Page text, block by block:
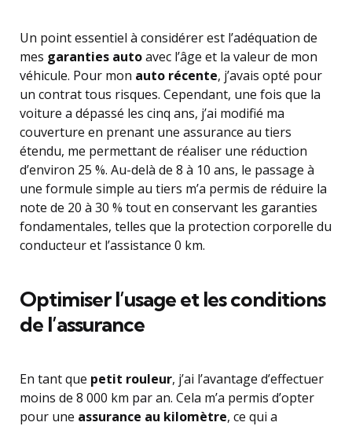
Un point essentiel à considérer est l’adéquation de
mes garanties autoavec l’âge et la valeur de mon
véhicule. Pour mon auto récente, j’avais opté pour
un contrat tous risques. Cependant, une fois que la
voiture a dépassé les cinq ans, j’ai modifié ma
couverture en prenant une assurance au tiers
étendu, me permettant de réaliser une réduction
d’environ 25 %. Au-delà de 8 à 10 ans, le passage à
une formule simple au tiers m’a permis de réduire la
note de 20 à 30 % tout en conservant les garanties
fondamentales, telles que la protection corporelle du
conducteur et l’assistance 0 km.
Optimiser l’usage et les conditions
de l’assurance
En tant que petit rouleur, j’ai l’avantage d’effectuer
moins de 8 000 km par an. Cela m’a permis d’opter
pour une assurance au kilomètre, ce qui a